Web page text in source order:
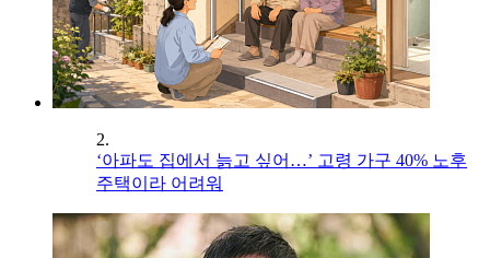
2.
‘아파도 집에서 늙고 싶어…’ 고령 가구 40% 노후
주택이라 어려워